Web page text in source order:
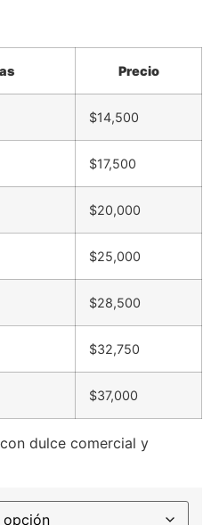
Precio
$14,500
$17,500
$20,000
$25,000
$28,500
$32,750
$37,000
dulce comercial y